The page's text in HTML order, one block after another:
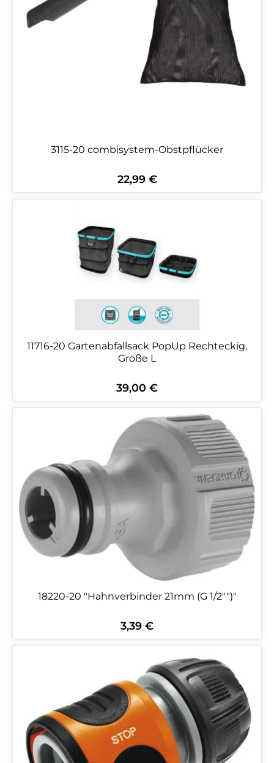
3115-20 combisystem-Obstpflücker
Regulärer Preis:
22,99 €
11716-20 Gartenabfallsack PopUp Rechteckig,
Größe L
Regulärer Preis:
39,00 €
18220-20 "Hahnverbinder 21mm (G 1/2"")"
Regulärer Preis:
3,39 €